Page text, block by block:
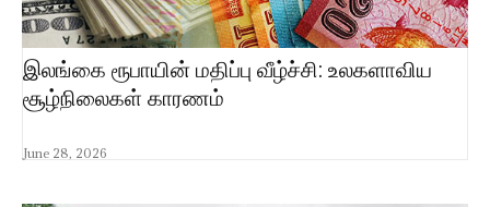
இலங்கை ரூபாயின் மதிப்பு வீழ்ச்சி: உலகளாவிய
சூழ்நிலைகள் காரணம்
June 28, 2026